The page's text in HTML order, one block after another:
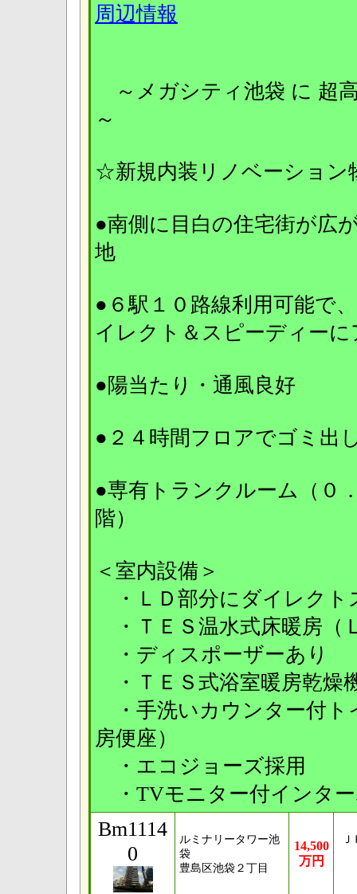
周辺情報
～メガシティ池袋 に 超
～
☆新規内装リノベーション
●南側に目白の住宅街が広
地
●６駅１０路線利用可能で
イレクト＆スピーディー
●陽当たり・通風良好
●２４時間フロアでゴミ
●専有トランクルーム（０
階）
＜室内設備＞
・ＬＤ部分にダイレクト
・ＴＥＳ温水式床暖房（
・ディスポーザーあり
・ＴＥＳ式浴室暖房乾
・手洗いカウンター付ト
房便座）
・エコジョーズ採用
・TVモニター付インタ
Bm1114
0
ルミナリータワー池
袋
豊島区池袋２丁目
14,500
万円